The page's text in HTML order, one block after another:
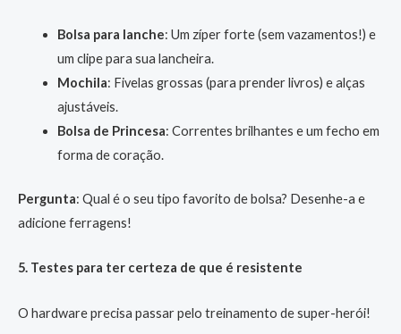
Bolsa para lanche: Um zíper forte (sem vazamentos!) e
um clipe para sua lancheira.
Mochila: Fivelas grossas (para prender livros) e alças
ajustáveis.
Bolsa de Princesa: Correntes brilhantes e um fecho em
forma de coração.
Pergunta: Qual é o seu tipo favorito de bolsa? Desenhe-a e
adicione ferragens!
5. Testes para ter certeza de que é resistente
O hardware precisa passar pelo treinamento de super-herói!